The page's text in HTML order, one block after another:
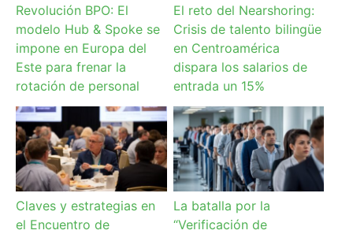
Revolución BPO: El
modelo Hub & Spoke se
impone en Europa del
Este para frenar la
rotación de personal
El reto del Nearshoring:
Crisis de talento bilingüe
en Centroamérica
dispara los salarios de
entrada un 15%
Claves y estrategias en
el Encuentro de
La batalla por la
“Verificación de